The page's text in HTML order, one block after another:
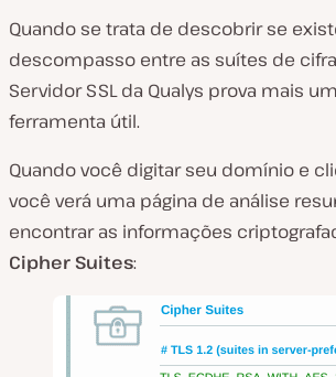
Quando se trata de descobrir se
descompasso entre as suítes de
Servidor SSL da Qualys prova mais
ferramenta útil.
Quando você digitar seu domínio e
você verá uma página de análise
encontrar as informações
Cipher Suites: